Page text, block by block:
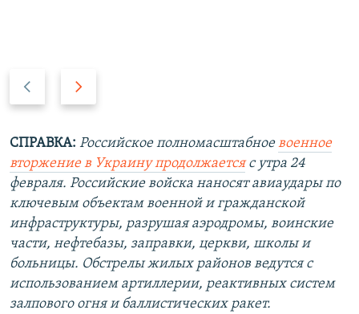
д
ы
д
у
щ
и
й
с
л
д
у
ю
щ
и
й
с
л
а
СПРАВКА: Российское полномасштабноевоенное
вторжение в Украину продолжаетсяс утра 24
февраля. Российские войска наносят авиаудары по
ключевым объектам военной и гражданской
инфраструктуры, разрушая аэродромы, воинские
части, нефтебазы, заправки, церкви, школы и
больницы. Обстрелы жилых районов ведутся с
использованием артиллерии, реактивных систем
залпового огня и баллистических ракет.